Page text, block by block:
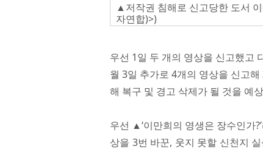
▲저작권 침해로 신고당한 도서
자연합)>)
우선 1일 두 개의 영상을 신고했고
월 3일 추가로 4개의 영상을 신고
해 복구 및 경고 삭제가 될 것을 예
우선 ▲‘이만희의 영생은 장수인가
상을 3번 바꾼, 웃지 못할 신천지